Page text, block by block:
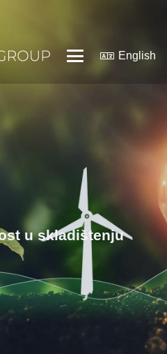
English
u skladištenju